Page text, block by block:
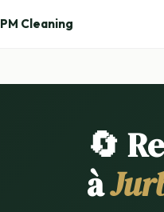
PM Cleaning
🔄
à